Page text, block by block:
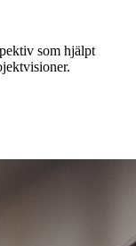
som hjälpt